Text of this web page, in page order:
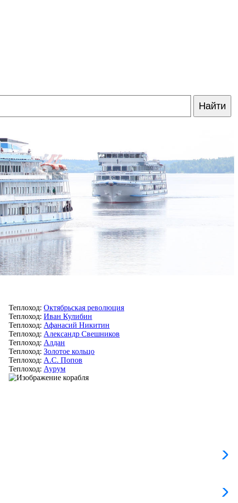
Теплоход:Октябрьская революция
Теплоход:Иван Кулибин
Теплоход: Афанасий Никитин
Теплоход: Александр Свешников
Теплоход: Алдан
Теплоход:Золотое кольцо
Теплоход: А.С. Попов
Теплоход: Аурум